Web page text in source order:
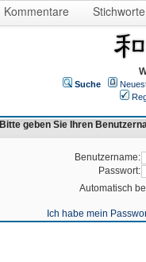
Kommentare Stichworte
Suche
Bitte geben Sie Ihren
Benutzername:
Passwort:
Automatisch
Ich habe mein